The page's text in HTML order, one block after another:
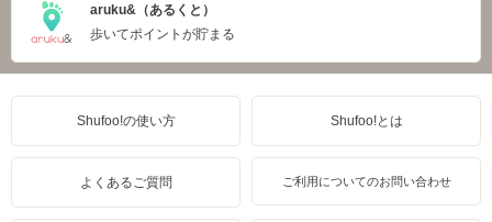
aruku&（あるくと）
歩いてポイントが貯まる
Shufoo!の使い方 Shufoo!とは
よくあるご質問 ご利用についてのお問い合わせ